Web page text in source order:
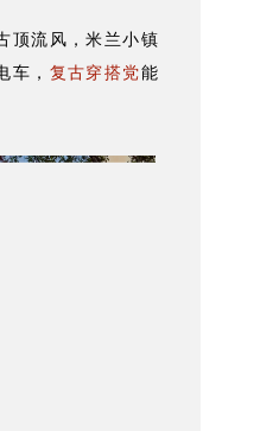
顶流风，米兰小镇
车， 复古穿搭党能